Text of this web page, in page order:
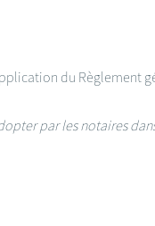
du Règlement
par les notaires